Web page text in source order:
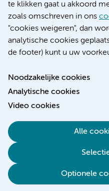
te klikken gaat u akkoord
zoals omschreven in ons
"cookies weigeren", dan
analytische cookies
de footer) kunt u uw
Noodzakelijke cookies
Analytische cookies
Video cookies
Alle
Optionele
Verwijzen & diagnostiek
Toegankelijkheidsverklaring
Cookieverklaring